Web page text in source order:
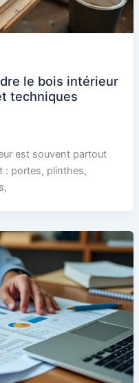
le bois intérieur
techniques
est souvent partout
: portes, plinthes,